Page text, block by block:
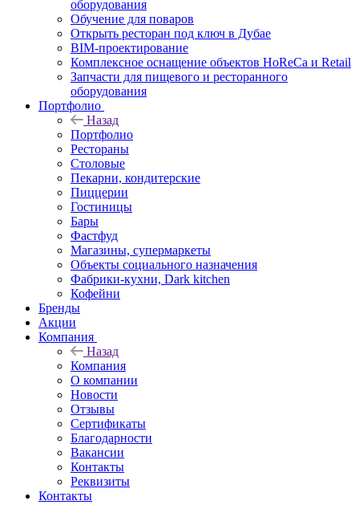
оборудования
Обучение для поваров
Открыть ресторан под ключ в Дубае
BIM-проектирование
Комплексное оснащение объектов HoReCa и Retail
Запчасти для пищевого и ресторанного
оборудования
Портфолио
Назад
Портфолио
Рестораны
Столовые
Пекарни, кондитерские
Пиццерии
Гостиницы
Бары
Фастфуд
Магазины, супермаркеты
Объекты социального назначения
Фабрики-кухни, Dark kitchen
Кофейни
Бренды
Акции
Компания
Назад
Компания
О компании
Новости
Отзывы
Сертификаты
Благодарности
Вакансии
Контакты
Реквизиты
Контакты